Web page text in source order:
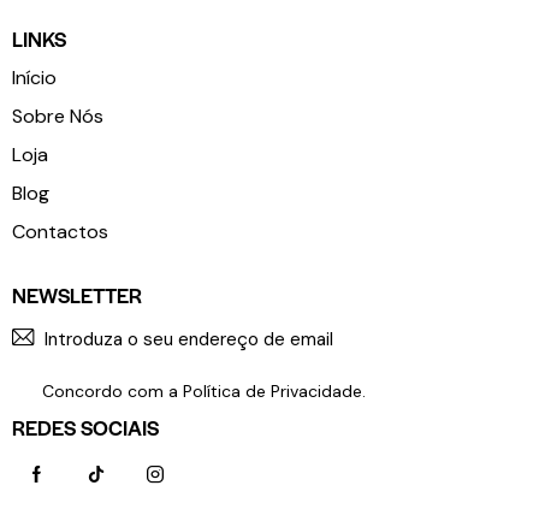
LINKS
Início
Sobre Nós
Loja
Blog
Contactos
NEWSLETTER
Concordo com a Política de Privacidade.
REDES SOCIAIS